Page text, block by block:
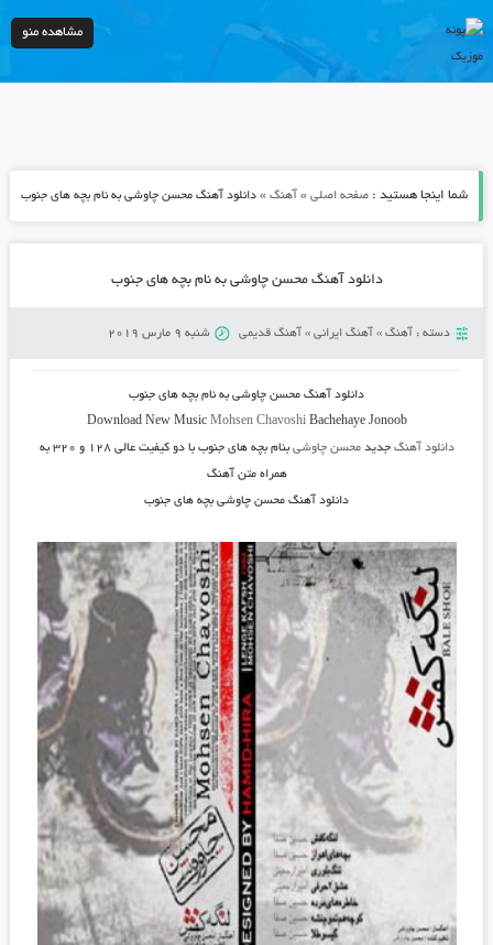
مشاهده منو
شما اینجا هستید : صفحه اصلی» آهنگ» دانلود آهنگ محسن چاوشی به نام بچه های جنوب
دانلود آهنگ محسن چاوشی به نام بچه های جنوب
دسته : آهنگ» آهنگ ایرانی» آهنگ قدیمی شنبه 9 مارس 2019
دانلود آهنگ محسن چاوشی به نام بچه های جنوب
Download New Music Mohsen Chavoshi Bachehaye Jonoob
دانلود آهنگ جدیدمحسن چاوشی بنام بچه های جنوب
با دو کیفیت عالی ۱۲۸ و ۳۲۰ به
همراه متن آهنگ
دانلود آهنگ محسن چاوشی بچه های جنوب